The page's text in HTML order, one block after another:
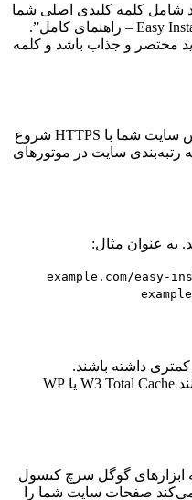
شامل کلمه کلیدی اصلی شما
مختصر و جذاب باشد و کلمه
فعال‌سازی SSL باعث می‌شود آدرس سایت شما با HTTPS شروع
رتبه‌بندی سایت در موتورهای
example.com/easy-
داشته باشند.
از افزونه‌های کش (Cache) مانند W3 Total Cache یا WP
ابزارهای گوگل سرچ کنسول
صفحات سایت شما را